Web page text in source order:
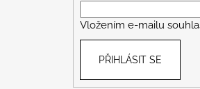
Vložením e-mailu
PŘIHLÁSIT SE